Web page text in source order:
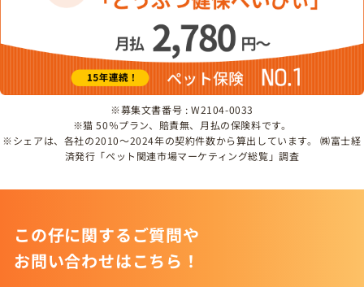
※募集文書番号 : W2104-0033
※猫 50％プラン、賠責無、月払の保険料です。
※シェアは、各社の2010～2024年の契約件数から算出しています。 ㈱富士経
済発行「ペット関連市場マーケティング総覧」調査
この仔に関するご質問や
お問い合わせはこちら！